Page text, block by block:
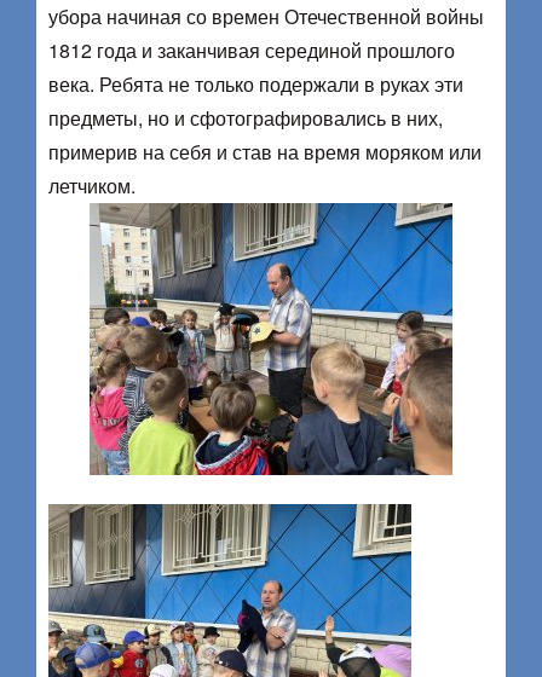
убора начиная со времен Отечественной войны
1812 года и заканчивая серединой прошлого
века. Ребята не только подержали в руках эти
предметы, но и сфотографировались в них,
примерив на себя и став на время моряком или
летчиком.